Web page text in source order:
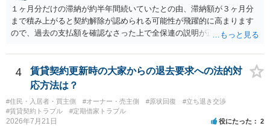
されるのが確実かと思います。
１ヶ月分だけの滞納が約半年間続いていたとの由、滞納額が３ヶ月分
まで積み上がると契約解除が認められる可能性が飛躍的に高まります
ので、過去の支払額を確認なさった上で全保連の説明が正しければ、
た理由は気になるところですが、中身のある返答は期待できないと思
います。
4
賃貸契約更新時の大家からの退去要求への法的対
応方法は？
#住民・入居者・買主側 #オーナー・売主側 #原状回復
#立ち退き交渉
#賃貸契約トラブル
#定期借家トラブル
2026年7月21日 役にたった 2